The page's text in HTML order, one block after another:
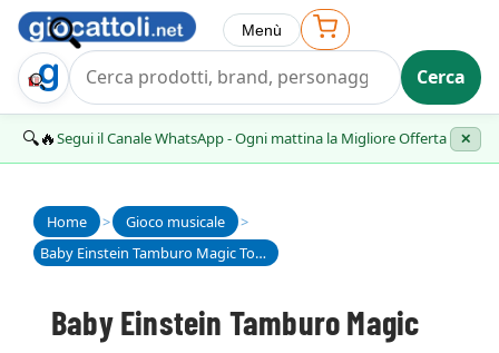
Trova Regalo Cerca
Menù
🔍🔥Segui il Canale WhatsApp - Ogni mattina la Migliore Offerta ✕
Home > Gioco musicale
>
Baby Einstein Tamburo Magic Touch in Legno Hape
Baby Einstein Tamburo Magic